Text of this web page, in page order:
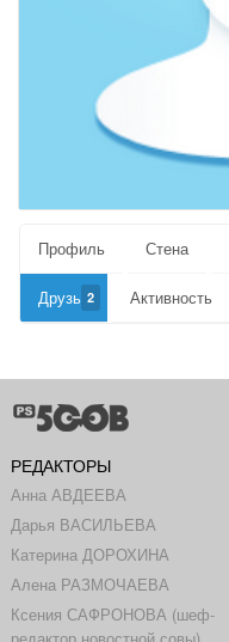
Профиль Стена
Друзья2 Активность
РЕДАКТОРЫ
Анна АВДЕЕВА
Дарья ВАСИЛЬЕВА
Катерина ДОРОХИНА
Алена РАЗМОЧАЕВА
Ксения САФРОНОВА (шеф-